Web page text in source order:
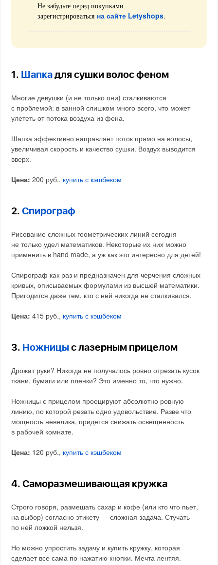
Не забудьте перед покупками
зарегистрироваться на сайте Letyshops.
1. Шапка для сушки волос феном
Многие девушки (и не только они) сталкиваются
с проблемой: в ванной слишком много всего, что может
улететь от потока воздуха из фена.
Шапка эффективно направляет поток прямо на волосы,
увеличивая скорость и качество сушки. Воздух выводится
вверх.
Цена: 200 руб., купить с кэшбеком
2.Спирограф
Рисование сложных геометрических линий сегодня
не только удел математиков. Некоторые их них можно
применить в hand made, а уж как это интересно для детей!
Спирограф как раз и предназначен для черчения сложных
кривых, описываемых формулами из высшей математики.
Пригодится даже тем, кто с ней никогда не сталкивался.
Цена: 415 руб., купить с кэшбеком
3. Ножницы с лазерным прицелом
Дрожат руки? Никогда не получалось ровно отрезать кусок
ткани, бумаги или пленки? Это именно то, что нужно.
Ножницы с прицелом проецируют абсолютно ровную
линию, по которой резать одно удовольствие. Разве что
мощность невелика, придется снижать освещенность
в рабочей комнате.
Цена: 120 руб., купить с кэшбеком
4. Саморазмешивающая кружка
Строго говоря, размешать сахар и кофе (или кто что пьет,
на выбор) согласно этикету — сложная задача. Стучать
по ней ложкой нельзя.
Но можно упростить задачу и купить кружку, которая
сделает все сама по нажатию кнопки. Мечта лентяя.